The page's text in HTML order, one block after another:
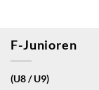
F-Junioren
(U8 / U9)